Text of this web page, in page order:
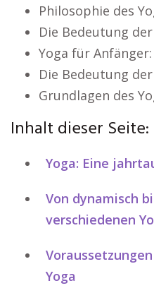
Philosophie des
Die Bedeutung
Yoga für
Die Bedeutung
Grundlagen des
Inhalt dieser Seite:
Yoga: Eine
Von dynamisch
verschiedenen
Yoga